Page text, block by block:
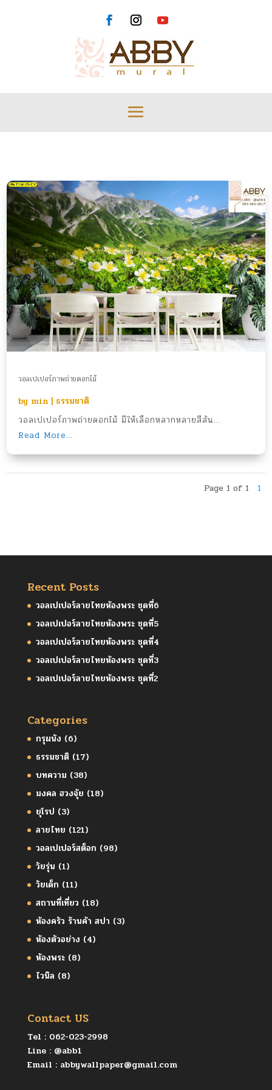
วอลเปเปอร์ภาพถ่ายดอกไม้
by min | ธรรมชาติ
วอลเปเปอร์ภาพถ่ายดอกไม้ มีให้เลือกหลากหลายสีสัน...
Read More...
Page 1 of 1 1
Recent Posts
วอลเปเปอร์ลายไทยห้องพระ ชุดที่6
วอลเปเปอร์ลายไทยห้องพระ ชุดที่5
วอลเปเปอร์ลายไทยห้องพระ ชุดที่4
วอลเปเปอร์ลายไทยห้องพระ ชุดที่3
วอลเปเปอร์ลายไทยห้องพระ ชุดที่2
Categories
กรุผนัง (6)
ธรรมชาติ(17)
บทความ (38)
มงคล ฮวงจุ้ย (18)
ยุโรป (3)
ลายไทย (121)
วอลเปเปอร์สต็อก (98)
วัยรุ่น (1)
วัยเด็ก (11)
สถานที่เที่ยว (18)
ห้องครัว ร้านค้า สปา (3)
ห้องตัวอย่าง (4)
ห้องพระ(8)
ไวนิล (8)
Contact US
Tel : 062-023-2998
Line : @abb1
Email : abbywallpaper@gmail.com